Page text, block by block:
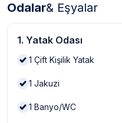
Odalar& Eşyalar
1. Yatak Odası
1 Çift Kişilik Yatak
1 Jakuzi
1 Banyo/WC